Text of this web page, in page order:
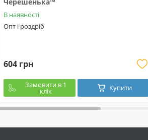
В наявності
Опт і роздріб
604 грн
Замовити в 1
клік Купити